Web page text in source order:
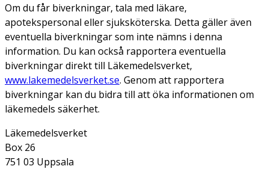
Om du får biverkningar, tala med läkare,
apotekspersonal eller sjuksköterska. Detta gäller även
eventuella biverkningar som inte nämns i denna
information. Du kan också rapportera eventuella
biverkningar direkt till Läkemedelsverket,
www.lakemedelsverket.se. Genom att rapportera
biverkningar kan du bidra till att öka informationen om
läkemedels säkerhet.
Läkemedelsverket
Box 26
751 03 Uppsala